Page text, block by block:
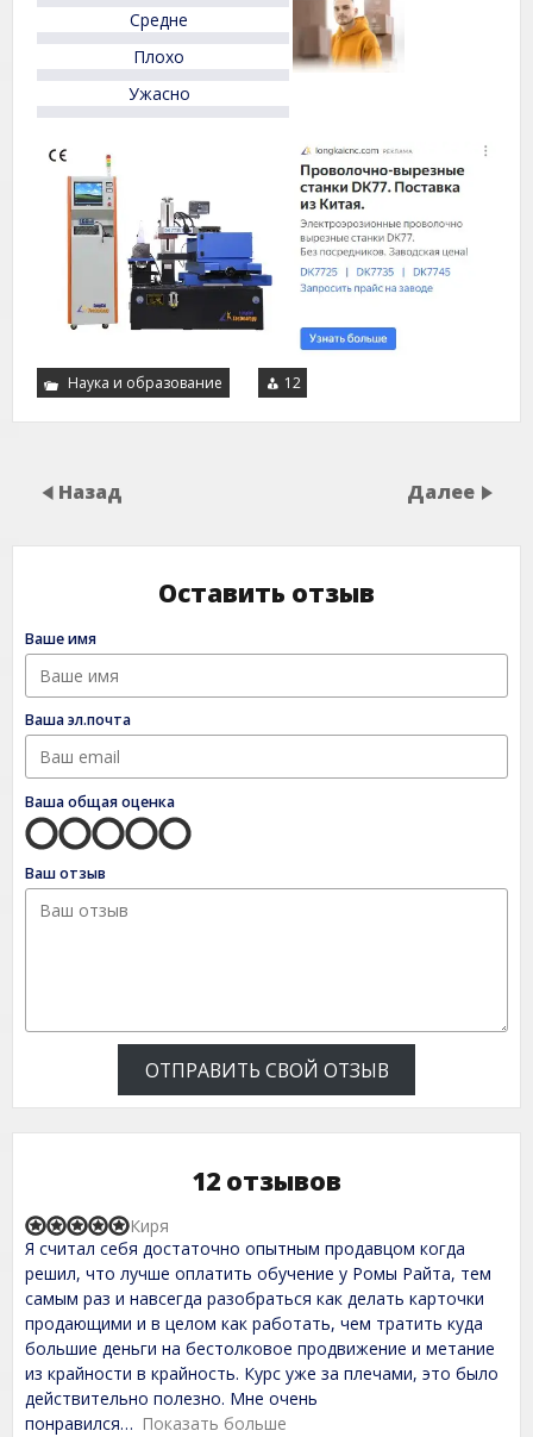
5
Средне
Плохо
Ужасно
Наука и образование 12
Назад Далее
Оставить отзыв
Ваше имя
Ваша эл.почта
Ваша общая оценка
Ваш отзыв
ОТПРАВИТЬ СВОЙ ОТЗЫВ
12 отзывов
R
a
e
d
5
,
0
o
u
t
Я считал себя достаточно опытным продавцом когда
решил, что лучше оплатить обучение у Ромы Райта, тем
самым раз и навсегда разобраться как делать карточки
продающими и в целом как работать, чем тратить куда
большие деньги на бестолковое продвижение и метание
из крайности в крайность. Курс уже за плечами, это было
действительно полезно. Мне очень
понравился
Показать больше
Киря